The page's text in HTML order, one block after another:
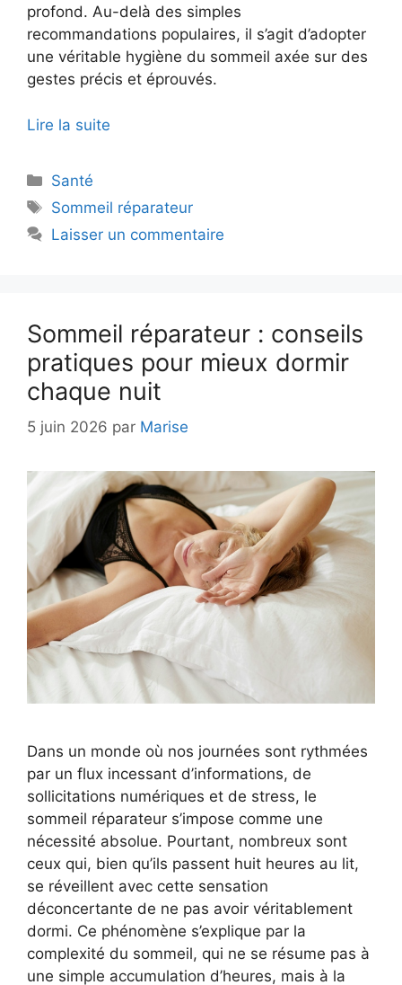
profond. Au-delà des simples
recommandations populaires, il s’agit d’adopter
une véritable hygiène du sommeil axée sur des
gestes précis et éprouvés.
Lire la suite
Catégories
Santé
Étiquettes
Sommeil réparateur
Laisser un commentaire
Sommeil réparateur : conseils
pratiques pour mieux dormir
chaque nuit
5 juin 2026 par Marise
Dans un monde où nos journées sont rythmées
par un flux incessant d’informations, de
sollicitations numériques et de stress, le
sommeil réparateur s’impose comme une
nécessité absolue. Pourtant, nombreux sont
ceux qui, bien qu’ils passent huit heures au lit,
se réveillent avec cette sensation
déconcertante de ne pas avoir véritablement
dormi. Ce phénomène s’explique par la
complexité du sommeil, qui ne se résume pas à
une simple accumulation d’heures, mais à la